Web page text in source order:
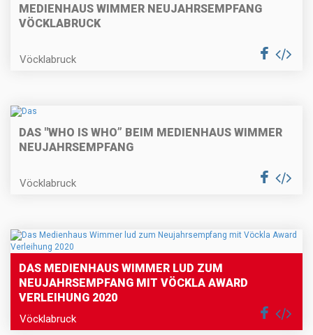
MEDIENHAUS WIMMER NEUJAHRSEMPFANG
VÖCKLABRUCK
Vöcklabruck
DAS "WHO IS WHO” BEIM MEDIENHAUS WIMMER
NEUJAHRSEMPFANG
Vöcklabruck
DAS MEDIENHAUS WIMMER LUD ZUM
NEUJAHRSEMPFANG MIT VÖCKLA AWARD
VERLEIHUNG 2020
Vöcklabruck